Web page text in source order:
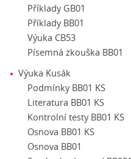
Příklady GB01
Příklady BB01
Výuka CB53
Písemná zkouška BB01
Výuka Kusák
Podmínky BB01 KS
Literatura BB01 KS
Kontrolní testy BB01 KS
Osnova BB01 KS
Osnova BB01